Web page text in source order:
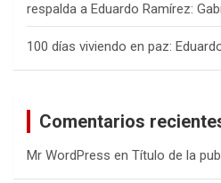
respalda a Eduardo Ramírez:
100 días viviendo en paz:
Comentarios
Mr WordPress en Título de la